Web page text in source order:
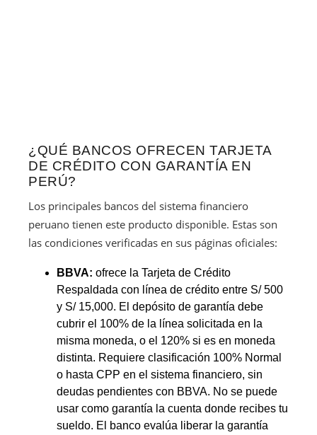
¿QUÉ BANCOS OFRECEN TARJETA
DE CRÉDITO CON GARANTÍA EN
PERÚ?
Los principales bancos del sistema financiero
peruano tienen este producto disponible. Estas son
las condiciones verificadas en sus páginas oficiales:
BBVA: ofrece la Tarjeta de Crédito
Respaldada con línea de crédito entre S/ 500
y S/ 15,000. El depósito de garantía debe
cubrir el 100% de la línea solicitada en la
misma moneda, o el 120% si es en moneda
distinta. Requiere clasificación 100% Normal
o hasta CPP en el sistema financiero, sin
deudas pendientes con BBVA. No se puede
usar como garantía la cuenta donde recibes tu
sueldo. El banco evalúa liberar la garantía